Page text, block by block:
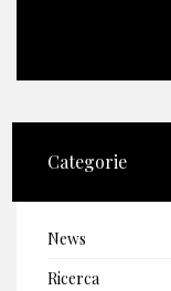
Categorie
News
Ricerca